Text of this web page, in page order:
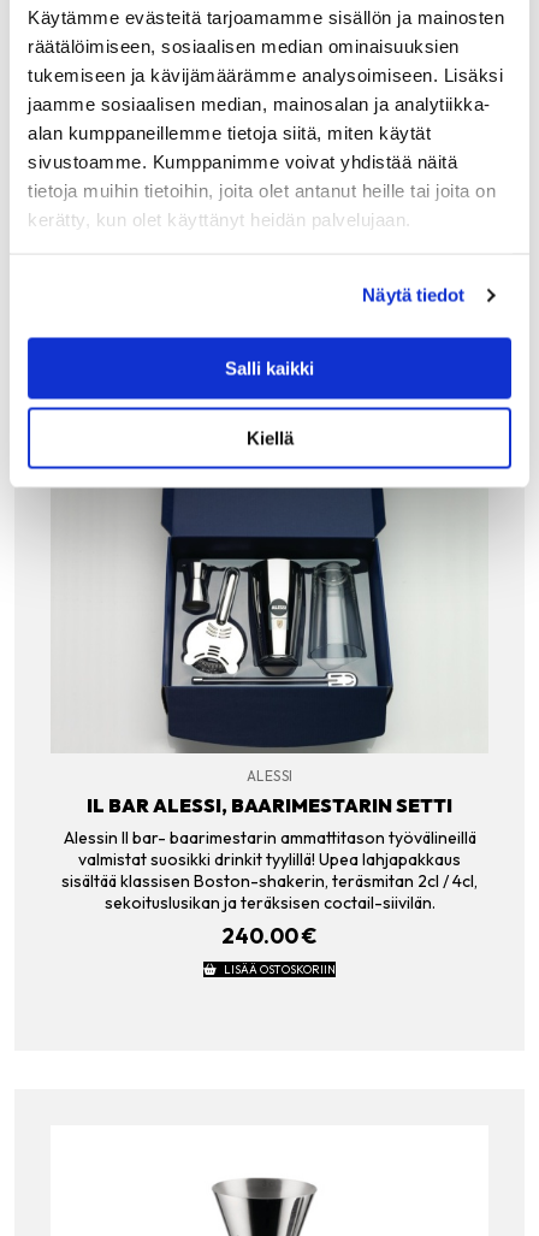
Käytämme evästeitä tarjoamamme sisällön ja mainosten
räätälöimiseen, sosiaalisen median ominaisuuksien
tukemiseen ja kävijämäärämme analysoimiseen. Lisäksi
jaamme sosiaalisen median, mainosalan ja analytiikka-
alan kumppaneillemme tietoja siitä, miten käytät
sivustoamme. Kumppanimme voivat yhdistää näitä
tietoja muihin tietoihin, joita olet antanut heille tai joita on
kerätty, kun olet käyttänyt heidän palvelujaan.
Näytä tiedot
Salli kaikki
Kiellä
Persoonallinen lahja viinin ystävälle! Alessin GAM32SET
lahjapakkaus sisältää Alessandro Mendinin
suunnitteleman upean käsinkoristellun sommelier
korkinavaajan, mukautuvan Noe-sarjan korkin (viini- ja
shampanjapulloille) design Giulio Iacchetti sekä…
120.00€
LISÄÄ OSTOSKORIIN
ALESSI
IL BAR ALESSI, BAARIMESTARIN SETTI
Alessin Il bar- baarimestarin ammattitason työvälineillä
valmistat suosikki drinkit tyylillä! Upea lahjapakkaus
sisältää klassisen Boston-shakerin, teräsmitan 2cl / 4cl,
sekoituslusikan ja teräksisen coctail-siivilän.
240.00€
LISÄÄ OSTOSKORIIN